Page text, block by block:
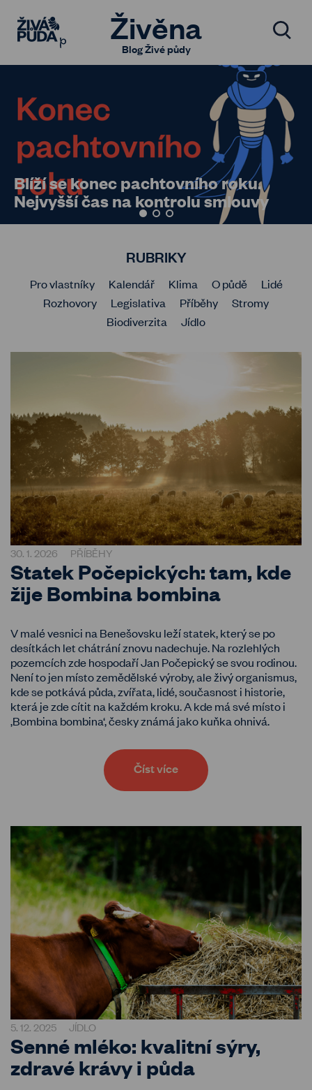
Živěna
Blog Živé půdy
Blíží se konec pachtovního roku.
Nejvyšší čas na kontrolu smlouvy
RUBRIKY
Pro vlastníky Kalendář Klima O půdě
Lidé
Rozhovory
Legislativa Příběhy
Stromy
Biodiverzita
Jídlo
30. 1. 2026 PŘÍBĚHY
Statek Počepických: tam, kde
žije Bombina bombina
V malé vesnici na Benešovsku leží statek, který se po
desítkách let chátrání znovu nadechuje. Na rozlehlých
pozemcích zde hospodaří Jan Počepický se svou rodinou.
Není to jen místo zemědělské výroby, ale živý organismus,
kde se potkává půda, zvířata, lidé, současnost i historie,
která je zde cítit na každém kroku. A kde má své místo i
‚Bombina bombina‘, česky známá jako kuňka ohnivá.
Číst více
5. 12. 2025 JÍDLO
Senné mléko: kvalitní sýry,
zdravé krávy i půda